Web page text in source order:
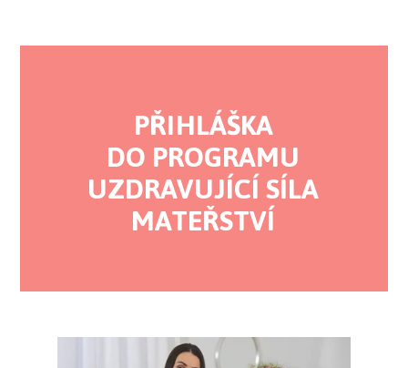
PŘIHLÁŠKA
DO PROGRAMU
UZDRAVUJÍCÍ SÍLA
MATEŘSTVÍ